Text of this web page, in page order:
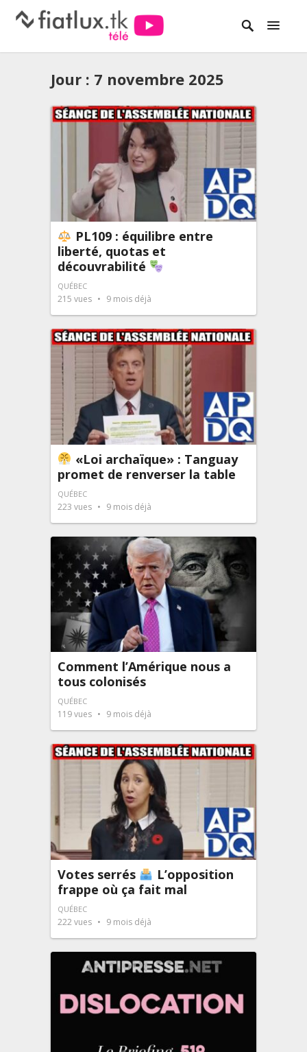
Jour : 7 novembre 2025
PL109 : équilibre entre
liberté, quotas et
découvrabilité
QUÉBEC
215 vues 9 mois déjà
«Loi archaïque» : Tanguay
promet de renverser la table
QUÉBEC
223 vues 9 mois déjà
Comment l’Amérique nous a
tous colonisés
QUÉBEC
119vues 9 mois déjà
Votes serrés
L’opposition
frappe où ça fait mal
QUÉBEC
222vues 9 mois déjà